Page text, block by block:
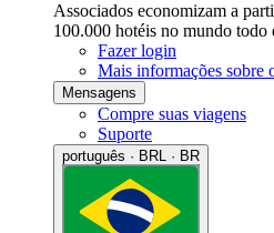
Associados economizam a
100.000 hotéis no mundo todo
Fazer login
Mais informações sobre
Mensagens
Compre suas viagens
Suporte
português · BRL · BR